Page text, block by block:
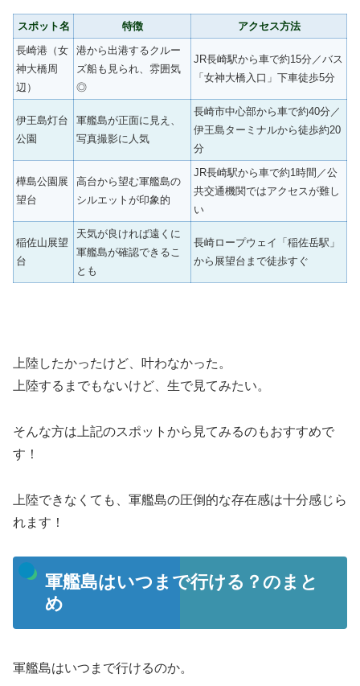
スポット名 特徴
アクセス方法
長崎港（女
神大橋周
辺）
港から出港するクルー
ズ船も見られ、雰囲気
◎
JR長崎駅から車で約15分／バス
「女神大橋入口」下車徒歩5分
伊王島灯台
公園
軍艦島が正面に見え、
写真撮影に人気
長崎市中心部から車で約40分／
伊王島ターミナルから徒歩約20
分
樺島公園展
望台
高台から望む軍艦島の
シルエットが印象的
JR長崎駅から車で約1時間／公
共交通機関ではアクセスが難し
い
稲佐山展望
台
天気が良ければ遠くに
軍艦島が確認できるこ
とも
長崎ロープウェイ「稲佐岳駅」
から展望台まで徒歩すぐ
上陸したかったけど、叶わなかった。
上陸するまでもないけど、生で見てみたい。
そんな方は上記のスポットから見てみるのもおすすめで
す！
上陸できなくても、軍艦島の圧倒的な存在感は十分感じら
れます！
軍艦島はいつまで行ける？のまと
め
軍艦島はいつまで行けるのか。